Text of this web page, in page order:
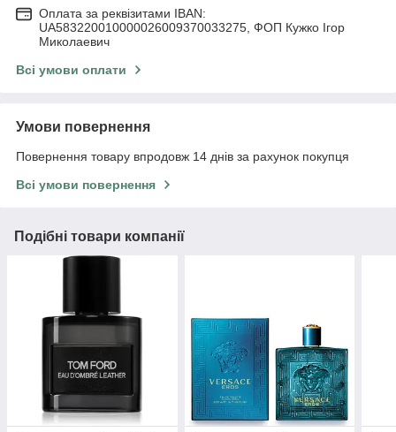
Оплата за реквізитами IBAN:
UA583220010000026009370033275, ФОП Кужко Ігор
Миколаевич
Всі умови оплати
Умови повернення
Повернення товару впродовж 14 днів за рахунок покупця
Всі умови повернення
Подібні товари компанії